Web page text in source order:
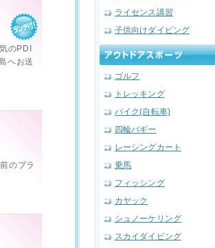
のPDI
へお送
のプラ
ライセンス講習
子供向けダイビング
ゴルフ
トレッキング
バイク(自転車)
四輪バギー
レーシングカート
乗馬
フィッシング
カヤック
シュノーケリング
スカイダイビング